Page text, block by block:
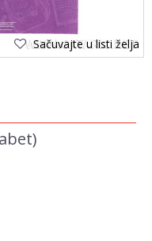
Sačuvajte u listi želja